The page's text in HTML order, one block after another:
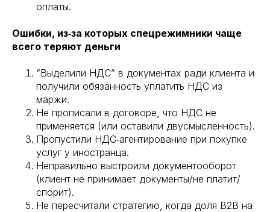
оплаты.
Ошибки, из‑за которых спецрежимники чаще
всего теряют деньги
“Выделили НДС” в документах ради клиента и
получили обязанность уплатить НДС из
маржи.
Не прописали в договоре, что НДС не
применяется (или оставили двусмысленность).
Пропустили НДС‑агентирование при покупке
услуг у иностранца.
Неправильно выстроили документооборот
(клиент не принимает документы/не платит/
спорит).
Не пересчитали стратегию, когда доля B2B на